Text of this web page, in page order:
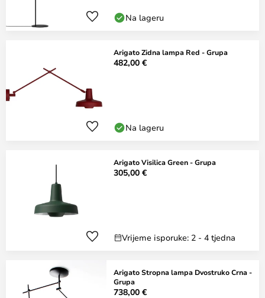
Na lageru
Arigato Zidna lampa Red - Grupa
482,00 €
Na lageru
Arigato Visilica Green - Grupa
305,00 €
Vrijeme isporuke: 2 - 4 tjedna
Arigato Stropna lampa Dvostruko Crna -
Grupa
738,00 €